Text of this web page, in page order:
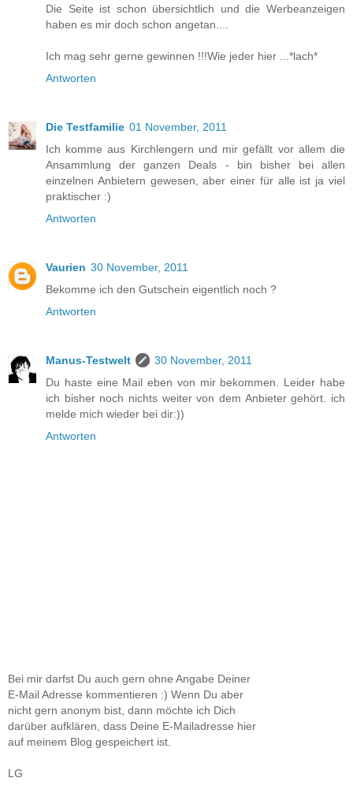
Die Seite ist schon übersichtlich und die Werbeanzeigen
haben es mir doch schon angetan....
Ich mag sehr gerne gewinnen !!!Wie jeder hier ...*lach*
Antworten
Die Testfamilie 01 November, 2011
Ich komme aus Kirchlengern und mir gefällt vor allem die
Ansammlung der ganzen Deals - bin bisher bei allen
einzelnen Anbietern gewesen, aber einer für alle ist ja viel
praktischer :)
Antworten
Vaurien 30 November, 2011
Bekomme ich den Gutschein eigentlich noch ?
Antworten
Manus-Testwelt
30 November, 2011
Du haste eine Mail eben von mir bekommen. Leider habe
ich bisher noch nichts weiter von dem Anbieter gehört. ich
melde mich wieder bei dir:))
Antworten
Bei mir darfst Du auch gern ohne Angabe Deiner
E-Mail Adresse kommentieren :) Wenn Du aber
nicht gern anonym bist, dann möchte ich Dich
darüber aufklären, dass Deine E-Mailadresse hier
auf meinem Blog gespeichert ist.
LG